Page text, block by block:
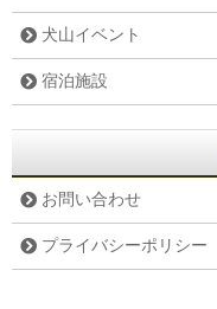
犬山イベント
宿泊施設
お問い合わせ
プライバシーポリシー